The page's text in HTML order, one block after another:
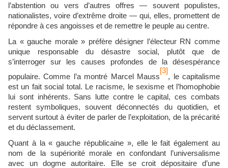
l’abstention ou vers d’autres offres — souvent populistes,
nationalistes, voire d’extrême droite — qui, elles, promettent de
répondre à ces angoisses et de remettre le peuple au centre.
La « gauche morale » préfère désigner l’électeur RN comme
unique responsable du désastre social, plutôt que de
s’interroger sur les causes profondes de la désespérance
populaire. Comme l’a montré Marcel Mauss
[3]
, le capitalisme
est un fait social total. Le racisme, le sexisme et l’homophobie
lui sont inhérents. Sans lutte contre le capital, ces combats
restent symboliques, souvent déconnectés du quotidien, et
servent surtout à éviter de parler de l’exploitation, de la précarité
et du déclassement.
Quant à la « gauche républicaine », elle le fait également au
nom de la supériorité morale en confondant l’universalisme
avec un dogme autoritaire. Elle se croit dépositaire d’une